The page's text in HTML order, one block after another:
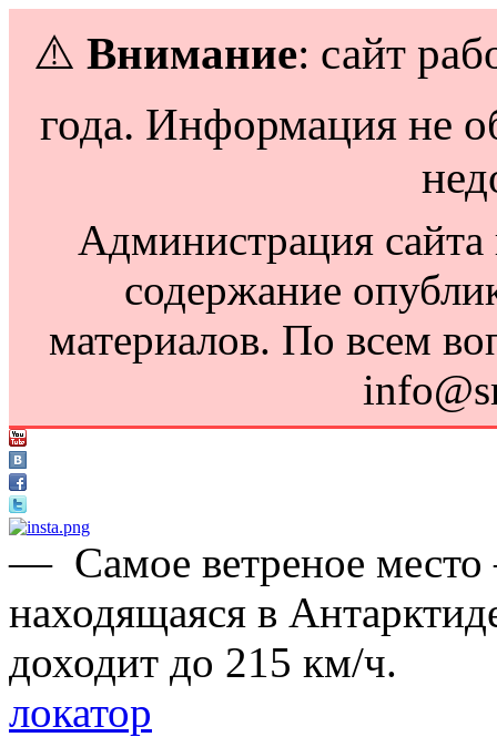
⚠️ Внимание: сайт
года. Информация не
Администрация сайта
содержание
материалов. По всем
— Самое ветреное
находящаяся в
доходит до 215 км/ч.
локатор